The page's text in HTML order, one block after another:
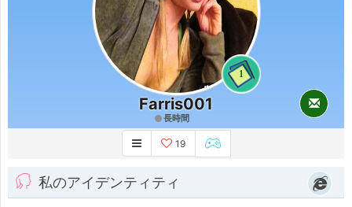
1
Farris001
長時間
19
私のアイデンティティ